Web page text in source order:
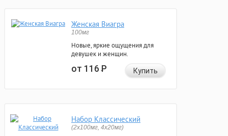
Женская Виагра
100мг
Новые, яркие ощущения для
девушек и женщин.
от 116Р Купить
Набор Классический
(2x100мг, 4x20мг)